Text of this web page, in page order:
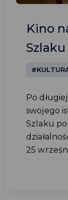
Kino
Po
swojego
Szlaku
25